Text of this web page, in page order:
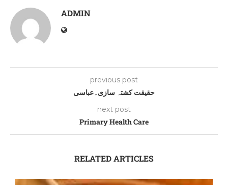
ADMIN
previous post
حقیقت کشتہ سازی۔عباسی
next post
Primary Health Care
RELATED ARTICLES